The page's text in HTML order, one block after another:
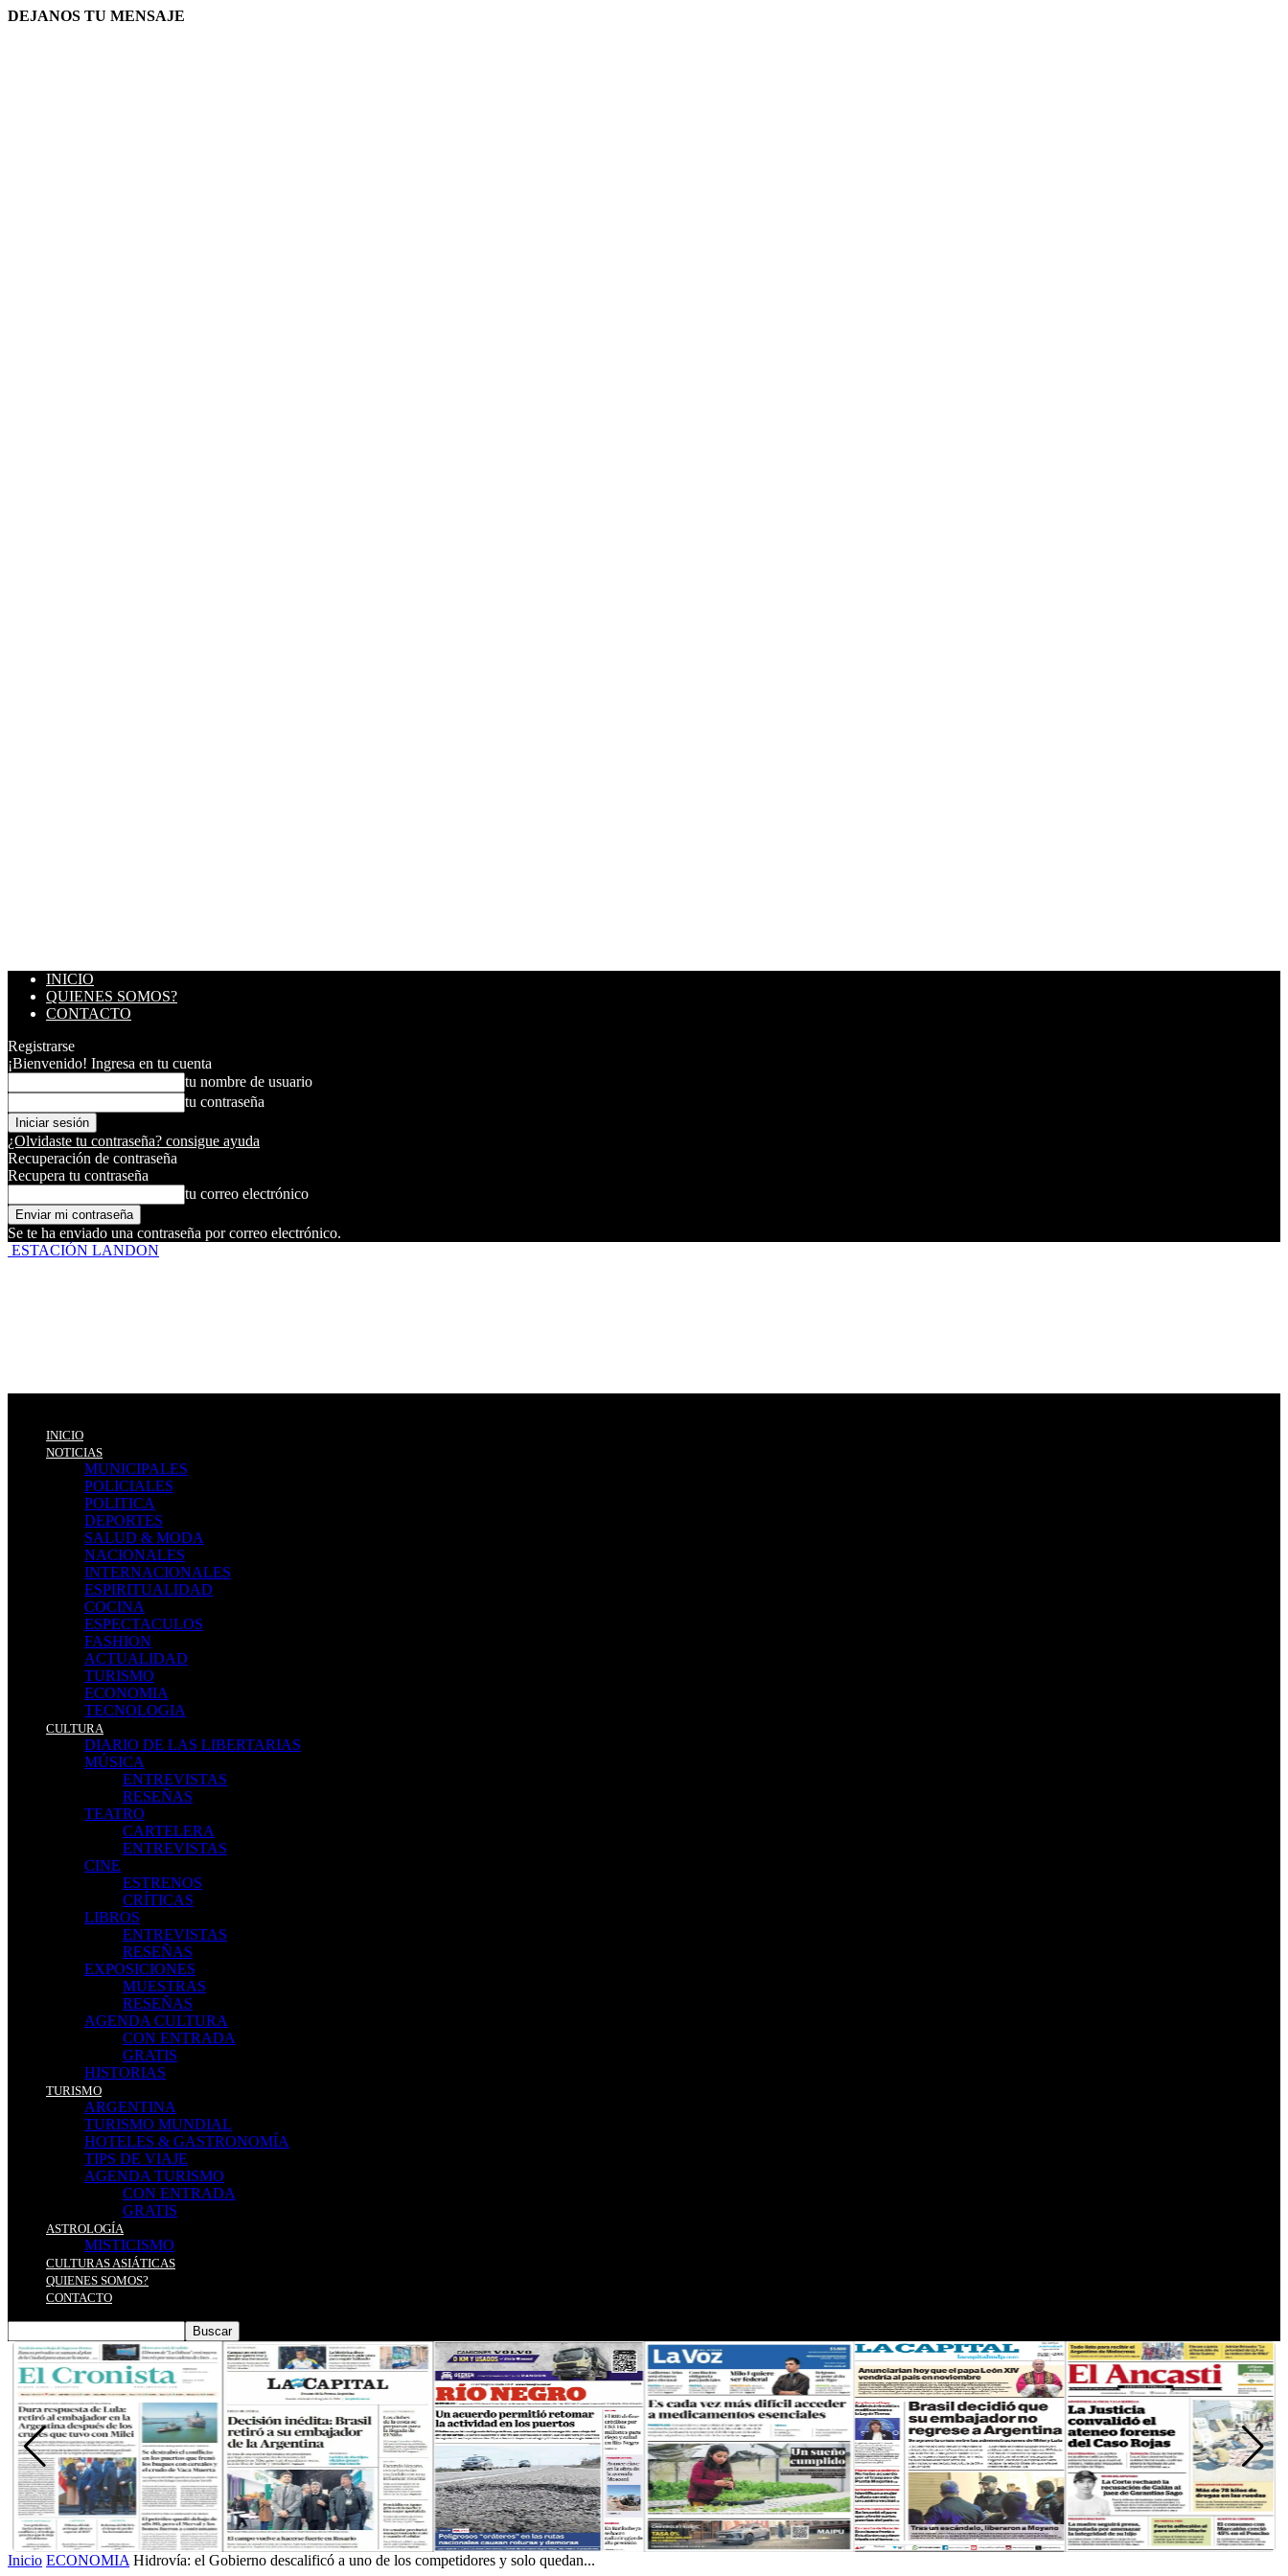
DEJANOS TU MENSAJE
INICIO
QUIENES SOMOS?
CONTACTO
Registrarse
¡Bienvenido! Ingresa en tu cuenta
tu nombre de usuario
tu contraseña
¿Olvidaste tu contraseña? consigue ayuda
Recuperación de contraseña
Recupera tu contraseña
tu correo electrónico
Se te ha enviado una contraseña por correo electrónico.
ESTACIÓN LANDON
INICIO
NOTICIAS
MUNICIPALES
POLICIALES
POLITICA
DEPORTES
SALUD & MODA
NACIONALES
INTERNACIONALES
ESPIRITUALIDAD
COCINA
ESPECTACULOS
FASHION
ACTUALIDAD
TURISMO
ECONOMIA
TECNOLOGIA
CULTURA
DIARIO DE LAS LIBERTARIAS
MÚSICA
ENTREVISTAS
RESEÑAS
TEATRO
CARTELERA
ENTREVISTAS
CINE
ESTRENOS
CRÍTICAS
LIBROS
ENTREVISTAS
RESEÑAS
EXPOSICIONES
MUESTRAS
RESEÑAS
AGENDA CULTURA
CON ENTRADA
GRATIS
HISTORIAS
TURISMO
ARGENTINA
TURISMO MUNDIAL
HOTELES & GASTRONOMÍA
TIPS DE VIAJE
AGENDA TURISMO
CON ENTRADA
GRATIS
ASTROLOGÍA
MISTICISMO
CULTURAS ASIÁTICAS
QUIENES SOMOS?
CONTACTO
Inicio ECONOMIA Hidrovía: el Gobierno descalificó a uno de los competidores y solo quedan...